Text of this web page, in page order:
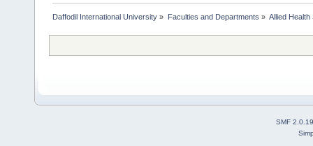
Daffodil International University » Faculties and Departments » Allied Health
SMF 2.0.19